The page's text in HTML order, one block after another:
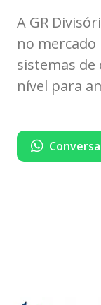
A GR
no
sistemas
nível para